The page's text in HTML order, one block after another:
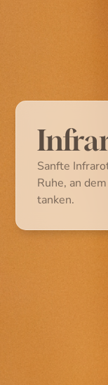
Sanfte
Ruhe, an
tanken.